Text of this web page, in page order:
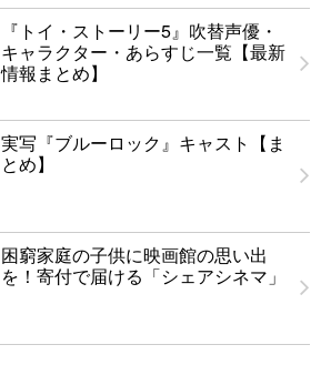
『トイ・ストーリー5』吹替声優・
キャラクター・あらすじ一覧【最新
情報まとめ】
実写『ブルーロック』キャスト【ま
とめ】
困窮家庭の子供に映画館の思い出
を！寄付で届ける「シェアシネマ」